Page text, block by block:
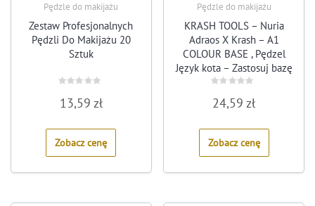
Pędzle do makijażu
Zestaw Profesjonalnych
Pędzli Do Makijażu 20
Sztuk
0
5
13,59 zł
Zobacz cenę
Pędzle do makijażu
KRASH TOOLS – Nuria
Adraos X Krash – A1
COLOUR BASE , Pędzel
Język kota – Zastosuj bazę
kolorów – Bodypainting –
Profesjonalne
0
5
24,59zł
Zobacz cenę